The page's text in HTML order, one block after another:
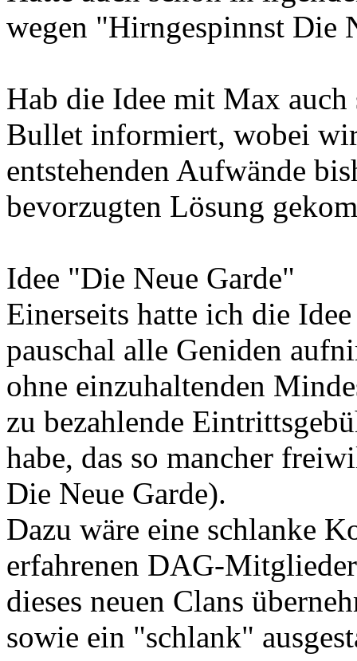
wegen "Hirngespinnst Die
Hab die Idee mit Max
Bullet informiert, wobei
entstehenden Aufwände
bevorzugten Lösung
Idee "Die Neue Garde"
Einerseits hatte ich die
pauschal alle Geniden
ohne einzuhaltenden
zu bezahlende
habe, das so mancher
Die Neue Garde).
Dazu wäre eine schlanke
erfahrenen DAG-
dieses neuen Clans
sowie ein "schlank"